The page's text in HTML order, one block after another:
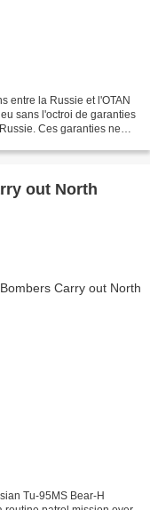
entre la Russie et l'OTAN
sans l'octroi de garanties
Ces garanties ne
out North
Tu-95MS Bear-H